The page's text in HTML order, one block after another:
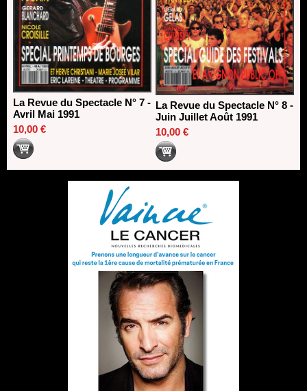
La Revue du Spectacle N° 7 -
Avril Mai 1991
10,00 €
La Revue du Spectacle N° 8 -
Juin Juillet Août 1991
10,00 €